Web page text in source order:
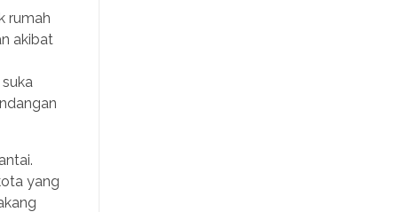
rumah
akibat
yang